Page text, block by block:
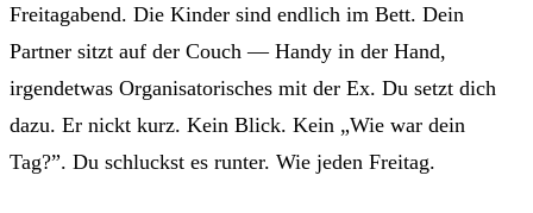
Freitagabend. Die Kinder sind endlich im Bett. Dein
Partner sitzt auf der Couch — Handy in der Hand,
irgendetwas Organisatorisches mit der Ex. Du setzt dich
dazu. Er nickt kurz. Kein Blick. Kein „Wie war dein
Tag?”. Du schluckst es runter. Wie jeden Freitag.